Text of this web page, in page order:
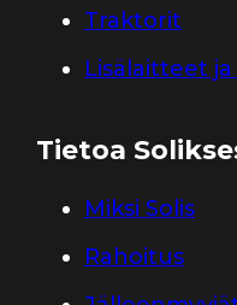
Traktorit
Lisälaitteet
Tietoa
Miksi Solis
Rahoitus